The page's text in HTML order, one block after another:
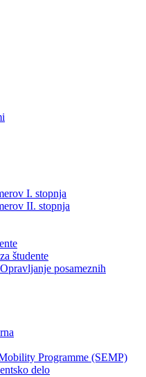
I. stopnja
II. stopnja
študente
posameznih
Programme (SEMP)
delo